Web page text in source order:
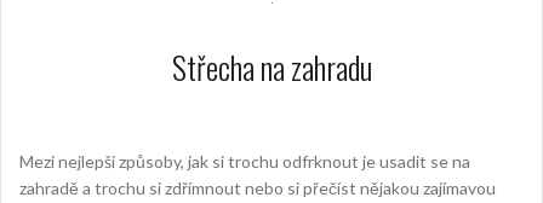
Střecha na zahradu
Mezi nejlepší způsoby, jak si trochu odfrknout je usadit se na
zahradě a trochu si zdřímnout nebo si přečíst nějakou zajímavou